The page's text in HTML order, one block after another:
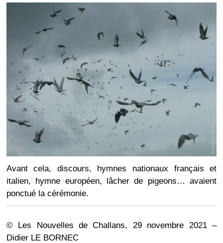
Avant cela, discours, hymnes nationaux français et
italien, hymne européen, lâcher de pigeons… avaient
ponctué la cérémonie.
© Les Nouvelles de Challans, 29 novembre 2021 –
Didier LE BORNEC